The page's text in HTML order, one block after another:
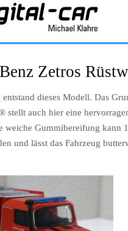
Zetros
dieses Modell. Das
stellt auch hier eine
weiche Gummibereifung kann
und lässt das Fahrzeug